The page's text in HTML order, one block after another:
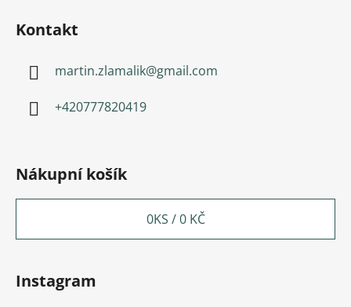
Kontakt
martin.zlamalik@gmail.com
+420777820419
Nákupní košík
0KS /0 KČ
Instagram